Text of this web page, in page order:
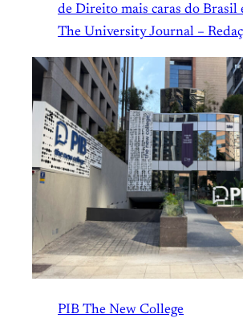
de Direito mais caras do Brasil
The University Journal –
PIB The New College